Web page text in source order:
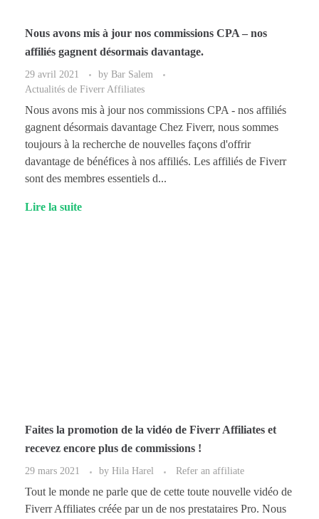
Nous avons mis à jour nos commissions CPA – nos
affiliés gagnent désormais davantage.
29 avril 2021 by Bar Salem
Actualités de Fiverr Affiliates
Nous avons mis à jour nos commissions CPA - nos affiliés
gagnent désormais davantage Chez Fiverr, nous sommes
toujours à la recherche de nouvelles façons d'offrir
davantage de bénéfices à nos affiliés. Les affiliés de Fiverr
sont des membres essentiels d...
Lire la suite
Faites la promotion de la vidéo de Fiverr Affiliates et
recevez encore plus de commissions !
29 mars 2021 by Hila Harel Refer an affiliate
Tout le monde ne parle que de cette toute nouvelle vidéo de
Fiverr Affiliates créée par un de nos prestataires Pro. Nous